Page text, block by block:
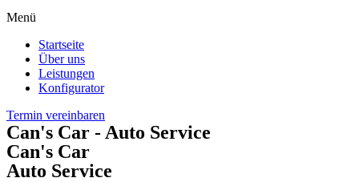
Menü
Startseite
Über uns
Leistungen
Konfigurator
Termin vereinbaren
Can's Car - Auto Service
Can's Car
Auto Service